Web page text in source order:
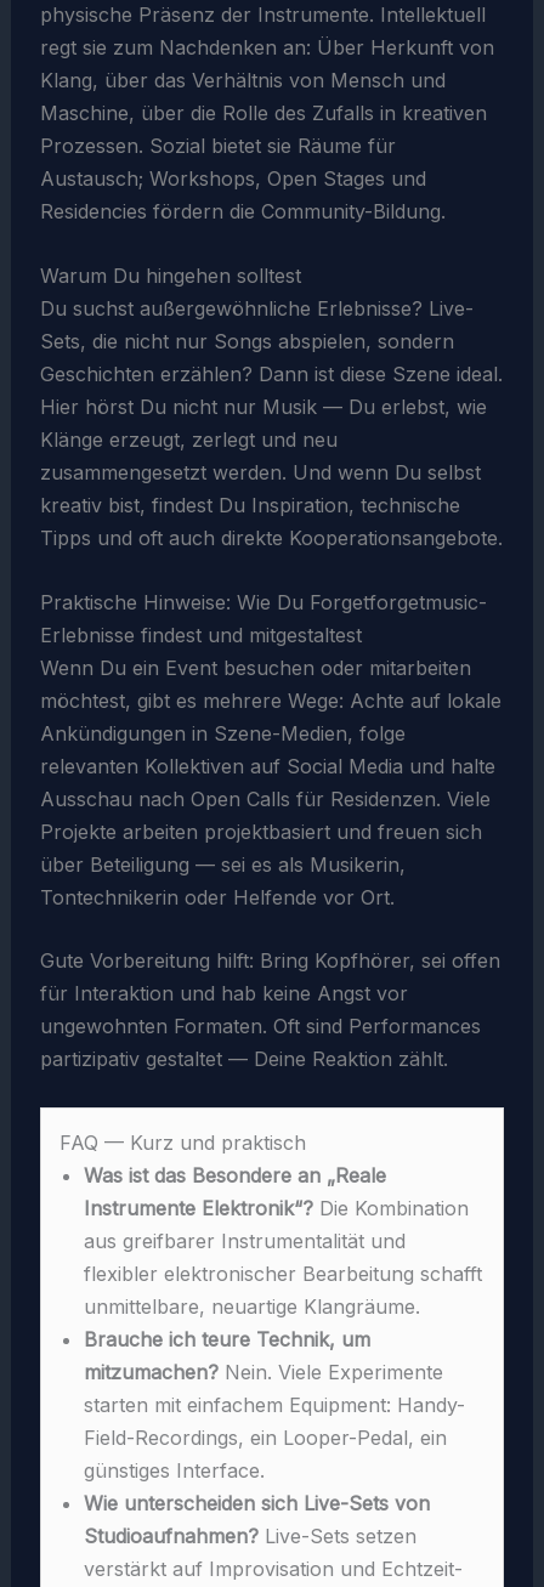
physische Präsenz der Instrumente. Intellektuell
regt sie zum Nachdenken an: Über Herkunft von
Klang, über das Verhältnis von Mensch und
Maschine, über die Rolle des Zufalls in kreativen
Prozessen. Sozial bietet sie Räume für
Austausch; Workshops, Open Stages und
Residencies fördern die Community-Bildung.
Warum Du hingehen solltest
Du suchst außergewöhnliche Erlebnisse? Live-
Sets, die nicht nur Songs abspielen, sondern
Geschichten erzählen? Dann ist diese Szene ideal.
Hier hörst Du nicht nur Musik — Du erlebst, wie
Klänge erzeugt, zerlegt und neu
zusammengesetzt werden. Und wenn Du selbst
kreativ bist, findest Du Inspiration, technische
Tipps und oft auch direkte Kooperationsangebote.
Praktische Hinweise: Wie Du Forgetforgetmusic-
Erlebnisse findest und mitgestaltest
Wenn Du ein Event besuchen oder mitarbeiten
möchtest, gibt es mehrere Wege: Achte auf lokale
Ankündigungen in Szene-Medien, folge
relevanten Kollektiven auf Social Media und halte
Ausschau nach Open Calls für Residenzen. Viele
Projekte arbeiten projektbasiert und freuen sich
über Beteiligung — sei es als Musikerin,
Tontechnikerin oder Helfende vor Ort.
Gute Vorbereitung hilft: Bring Kopfhörer, sei offen
für Interaktion und hab keine Angst vor
ungewohnten Formaten. Oft sind Performances
partizipativ gestaltet — Deine Reaktion zählt.
FAQ — Kurz und praktisch
Was ist das Besondere an „Reale
Instrumente Elektronik“?Die Kombination
aus greifbarer Instrumentalität und
flexibler elektronischer Bearbeitung schafft
unmittelbare, neuartige Klangräume.
Brauche ich teure Technik, um
mitzumachen?Nein. Viele Experimente
starten mit einfachem Equipment: Handy-
Field-Recordings, ein Looper-Pedal, ein
günstiges Interface.
Wie unterscheiden sich Live-Sets von
Studioaufnahmen?Live-Sets setzen
verstärkt auf Improvisation und Echtzeit-